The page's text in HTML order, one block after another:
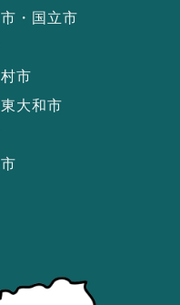
・国立市
市
大和市